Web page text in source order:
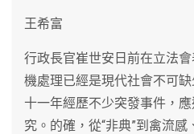
王希富
行政長官崔世安日前在立法
機處理已經是現代社會不可
十一年經歷不少突發事件，
究。的確，從“非典”到禽流